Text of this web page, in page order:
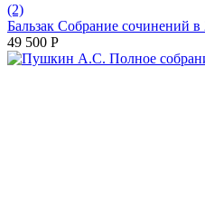
(2)
Бальзак Собрание сочинений в
49 500 Р